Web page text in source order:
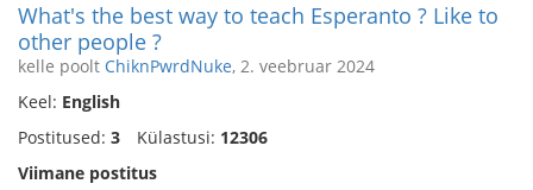
What's the best way to teach Esperanto ? Like to
other people ?
kelle poolt ChiknPwrdNuke, 2. veebruar 2024
Keel: English
Postitused: 3 Külastusi: 12306
Viimane postitus